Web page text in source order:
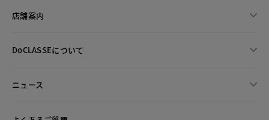
店舗案内
DoCLASSEについて
ニュース